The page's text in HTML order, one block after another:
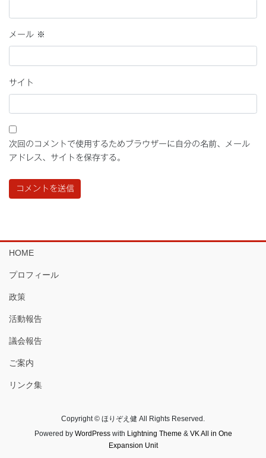
メール ※
サイト
次回のコメントで使用するためブラウザーに自分の名前、メール
アドレス、サイトを保存する。
HOME
プロフィール
政策
活動報告
議会報告
ご案内
リンク集
Copyright © ほりぞえ健 All Rights Reserved.
Powered by WordPresswith Lightning Theme & VK All in One
Expansion Unit